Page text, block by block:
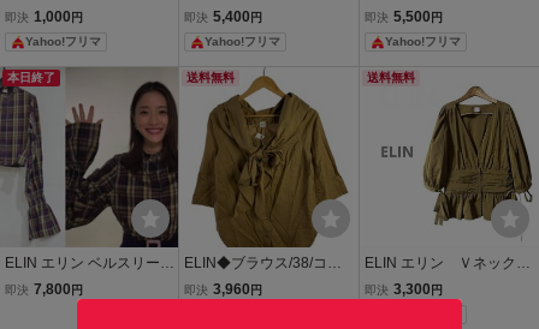
ク スクエアトゥ ぺたんこ
パンプス
即決 1,000 円
Yahoo!フリマ
シャツ Ｖネック ブラ
ックブラウス チュニッ
即決 5,400 円
Yahoo!フリマ
N ブラウス バックリボ
ン エリン CITY SHOP
即決 5,500 円
Yahoo!フリマ
本日終了
ELIN エリン ベルスリーブ
チェック シャツ ブラウス
即決 7,800 円
送料無料
ELIN◆ブラウス/38/コッ
トン/CML/無地/11702-11-
即決 3,960 円
送料無料
ELIN エリン Ｖネックボ
リューム袖ブラウス カー
即決 3,300 円